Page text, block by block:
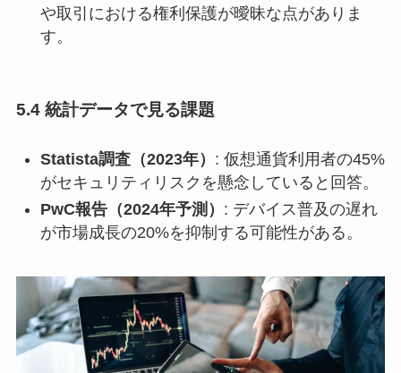
や取引における権利保護が曖昧な点がありま
す。
5.4 統計データで見る課題
Statista調査（2023年） : 仮想通貨利用者の45%
がセキュリティリスクを懸念していると回答。
PwC報告（2024年予測） : デバイス普及の遅れ
が市場成長の20%を抑制する可能性がある。